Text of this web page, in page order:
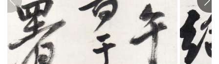
高
清
画
版